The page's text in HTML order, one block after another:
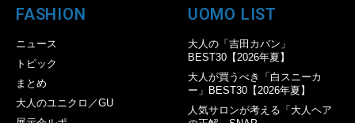
FASHION
ニュース
トピック
まとめ
大人のユニクロ／GU
UOMO LIST
大人の「吉田カバン」
BEST30【2026年夏】
大人が買うべき「白スニーカ
ー」BEST30【2026年夏】
人気サロンが考える「大人ヘア